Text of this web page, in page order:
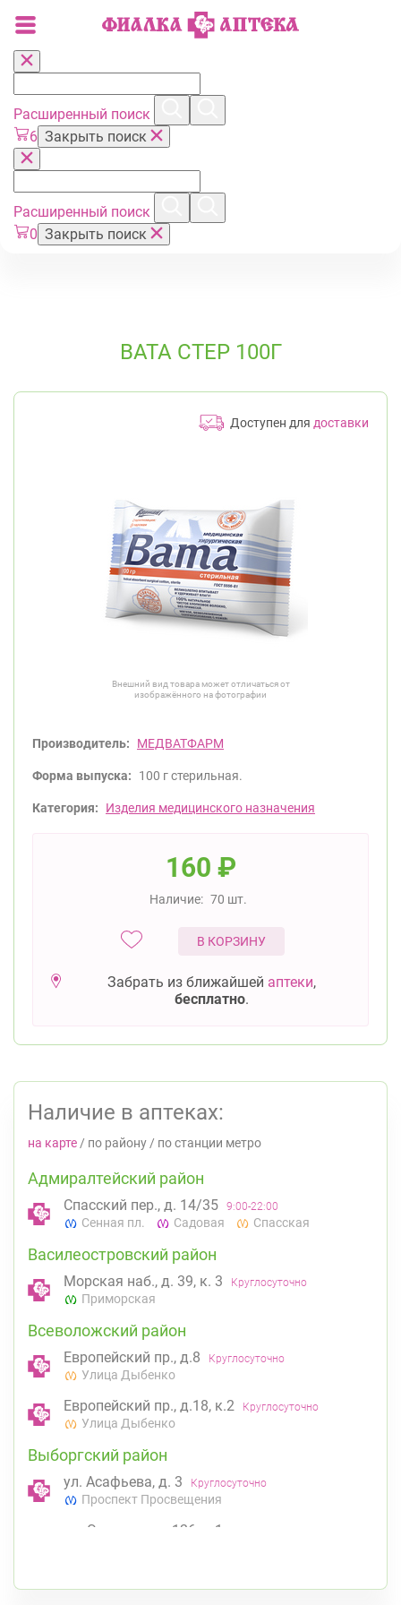
Расширенный поиск
6 Закрыть поиск
Расширенный поиск
0 Закрыть поиск
ВАТА СТЕР 100Г
Доступен для доставки
Внешний вид товара может отличаться от
изображённого на фотографии
Производитель: МЕДВАТФАРМ
Форма выпуска: 100 г стерильная.
Категория: Изделия медицинского назначения
160 ₽
Наличие: 70 шт.
В КОРЗИНУ
Забрать из ближайшей аптеки,
бесплатно.
Наличие в аптеках:
на карте / по району / по станции метро
Адмиралтейский район
Спасский пер., д. 14/35 9:00-22:00
Сенная пл. Садовая Спасская
Василеостровский район
Морская наб., д. 39, к. 3 Круглосуточно
Приморская
Всеволожский район
Европейский пр., д.8 Круглосуточно
Улица Дыбенко
Европейский пр., д.18, к.2 Круглосуточно
Улица Дыбенко
Выборгский район
ул. Асафьева, д. 3 Круглосуточно
Проспект Просвещения
пр. Энгельса, д. 126 к. 1